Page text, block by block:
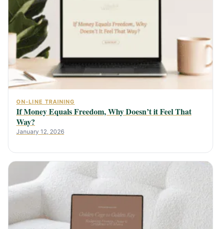
ON-LINE TRAINING
If Money Equals Freedom, Why Doesn’t it Feel That
Way?
January 12, 2026